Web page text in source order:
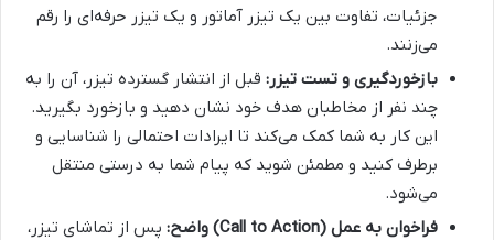
جزئیات، تفاوت بین یک تیزر آماتور و یک تیزر حرفه‌ای را رقم
می‌زنند.
بازخوردگیری و تست تیزر: قبل از انتشار گسترده تیزر، آن را به
چند نفر از مخاطبان هدف خود نشان دهید و بازخورد بگیرید.
این کار به شما کمک می‌کند تا ایرادات احتمالی را شناسایی و
برطرف کنید و مطمئن شوید که پیام شما به درستی منتقل
می‌شود.
فراخوان به عمل (Call to Action) واضح:
پس از تماشای تیزر،